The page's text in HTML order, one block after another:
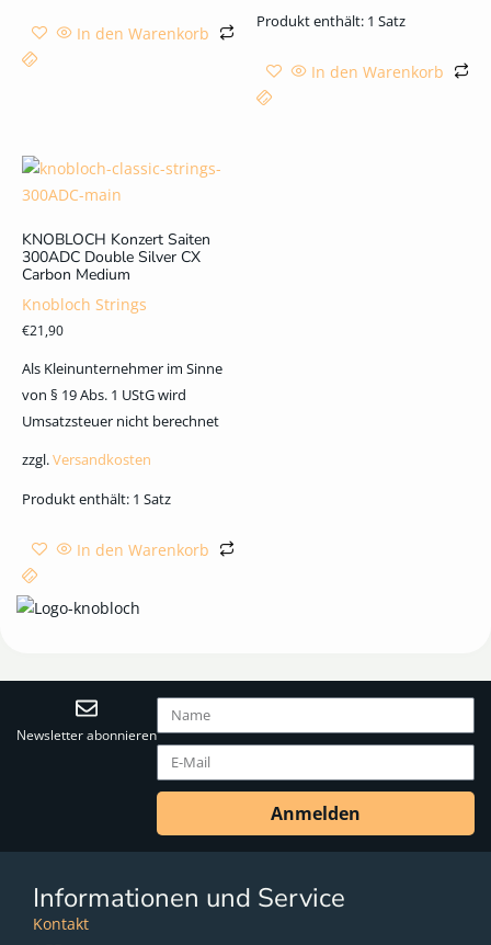
In den Warenkorb
Produkt enthält: 1 Satz
In den Warenkorb
KNOBLOCH Konzert Saiten
300ADC Double Silver CX
Carbon Medium
Knobloch Strings
€21,90
Als Kleinunternehmer im Sinne
von § 19 Abs. 1 UStG wird
Umsatzsteuer nicht berechnet
zzgl.Versandkosten
Produkt enthält: 1 Satz
In den Warenkorb
Newsletter abonnieren
Anmelden
Informationen und Service
Kontakt